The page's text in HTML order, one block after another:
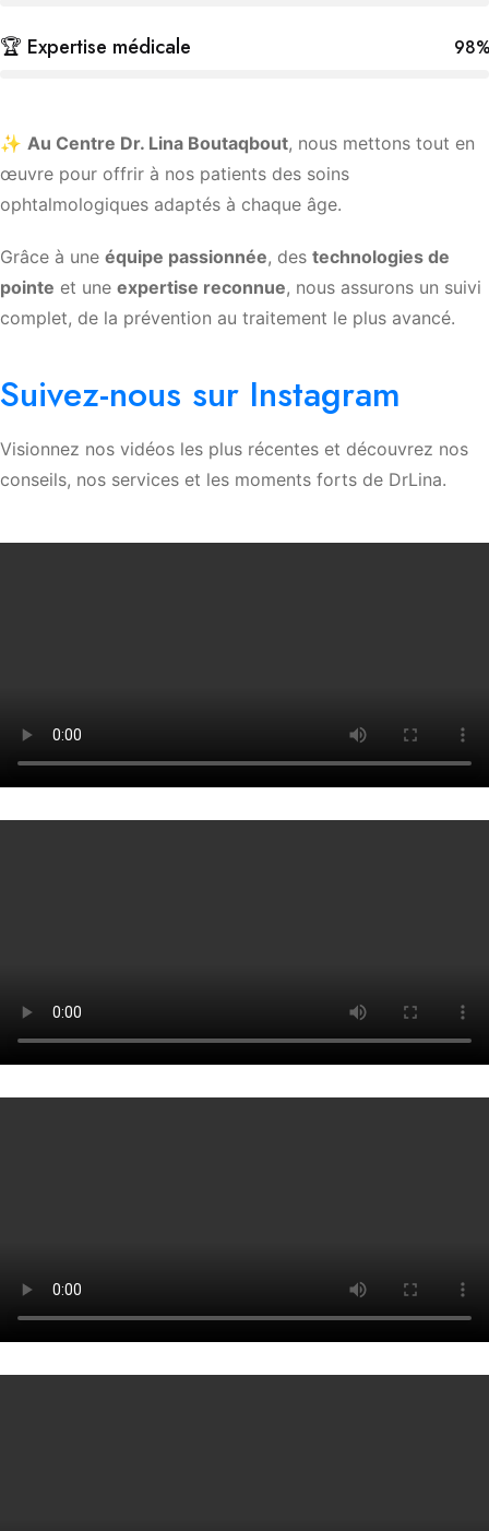
🏆 Expertise médicale
✨ Au Centre Dr. Lina Boutaqbout, nous mettons tout en
œuvre pour offrir à nos patients des soins
ophtalmologiques adaptés à chaque âge.
Grâce à une équipe passionnée, des technologies de
pointe et une expertise reconnue, nous assurons un suivi
complet, de la prévention au traitement le plus avancé.
Suivez-nous sur Instagram
Visionnez nos vidéos les plus récentes et découvrez nos
conseils, nos services et les moments forts de DrLina.